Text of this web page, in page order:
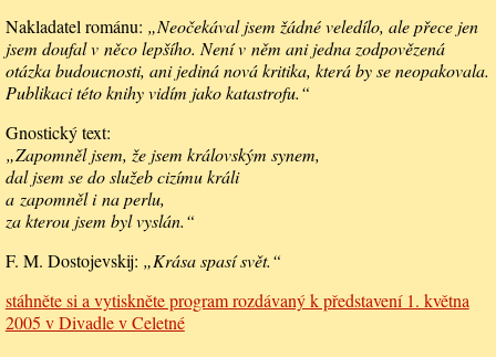
Nakladatel románu: „Neočekával jsem žádné veledílo, ale přece jen
jsem doufal v něco lepšího. Není v něm ani jedna zodpovězená
otázka budoucnosti, ani jediná nová kritika, která by se neopakovala.
Publikaci této knihy vidím jako katastrofu.“
Gnostický text:
„Zapomněl jsem, že jsem královským synem,
dal jsem se do služeb cizímu králi
a zapomněl i na perlu,
za kterou jsem byl vyslán.“
F. M. Dostojevskij: „Krása spasí svět.“
stáhněte si a vytiskněte program rozdávaný k představení 1. května
2005 v Divadle v Celetné